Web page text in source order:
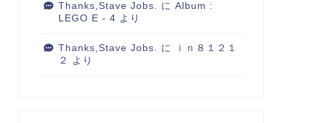
Thanks,Stave Jobs. に Album :
LEGO E - 4 より
Thanks,Stave Jobs. に
ｉｎ８１２１
２
より